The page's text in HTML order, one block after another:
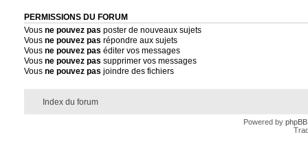
PERMISSIONS DU FORUM
Vous ne pouvez pas poster de nouveaux sujets
Vous ne pouvez pas répondre aux sujets
Vous ne pouvez pas éditer vos messages
Vous ne pouvez pas supprimer vos messages
Vous ne pouvez pas joindre des fichiers
Index du forum
Powered by phpBB